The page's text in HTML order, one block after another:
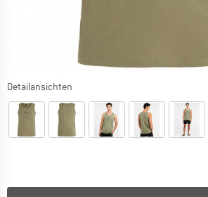
Detailansichten